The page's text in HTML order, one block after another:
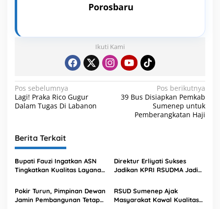
Porosbaru
Ikuti Kami
N
a
i
g
a
s
i
p
Pos sebelumnya
Lagi! Praka Rico Gugur
Dalam Tugas Di Labanon
Pos berikutnya
39 Bus Disiapkan Pemkab
Sumenep untuk
Pemberangkatan Haji
Berita Terkait
Bupati Fauzi Ingatkan ASN
Tingkatkan Kualitas Layanan
Direktur Erliyati Sukses
Jadikan KPRI RSUDMA Jadi
Berprestasi
Pokir Turun, Pimpinan Dewan
Jamin Pembangunan Tetap
RSUD Sumenep Ajak
Masyarakat Kawal Kualitas